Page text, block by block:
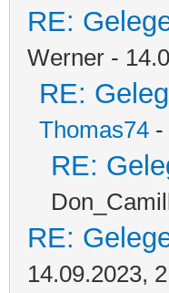
RE:
Werner -
RE:
Thomas74 -
RE:
RE:
14.09.2023,